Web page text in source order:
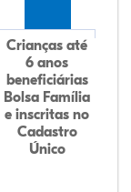
Crianças até
6 anos
beneficiárias
Bolsa Família
e inscritas no
Cadastro
Único